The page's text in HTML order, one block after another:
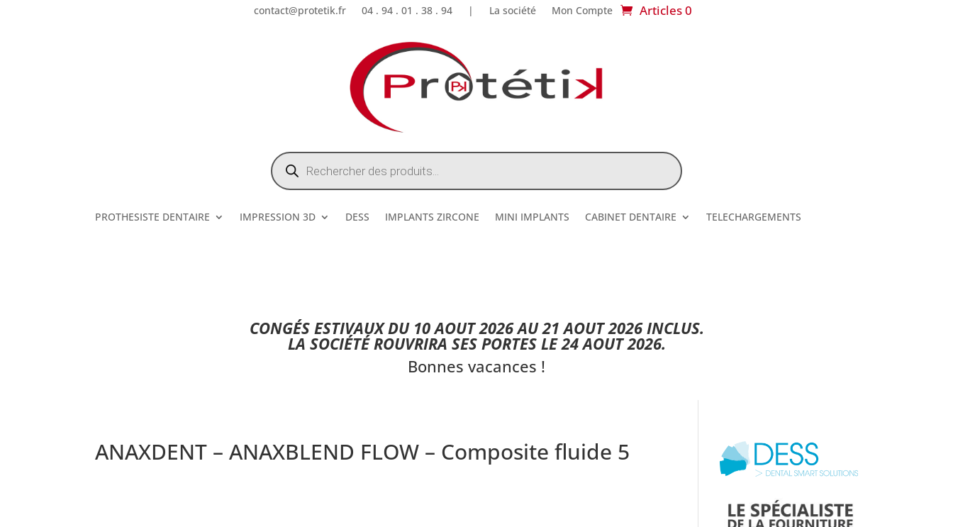
contact@protetik.fr 04 . 94 . 01 . 38 . 94 | La société Mon Compte Articles 0
Recherche
de
produits
PROTHESISTE DENTAIRE IMPRESSION 3D DESS IMPLANTS ZIRCONE MINI IMPLANTS CABINET DENTAIRE TELECHARGEMENTS
CONGÉS ESTIVAUX DU 10 AOUT 2026 AU 21 AOUT 2026 INCLUS.
LA SOCIÉTÉ ROUVRIRA SES PORTES LE 24 AOUT 2026.
Bonnes vacances !
ANAXDENT – ANAXBLEND FLOW – Composite fluide 5